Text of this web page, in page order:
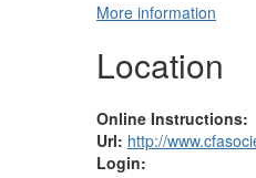
More information
Location
Online Instructions:
Url: http://
Login: